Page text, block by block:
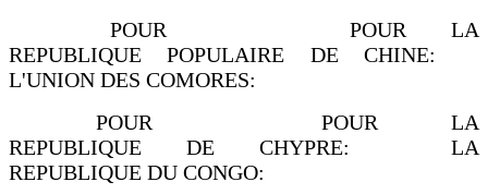
POUR POUR LA
REPUBLIQUE POPULAIRE DE CHINE:
L'UNION DES COMORES:
POUR POUR LA
REPUBLIQUE DE CHYPRE: LA
REPUBLIQUE DU CONGO: